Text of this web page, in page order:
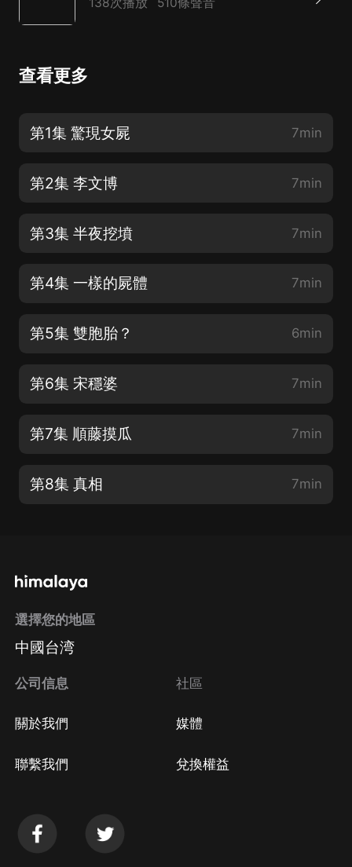
138次播放 510條聲音
查看更多
第1集 驚現女屍 7min
第2集 李文博 7min
第3集 半夜挖墳 7min
第4集 一樣的屍體 7min
第5集 雙胞胎？ 6min
第6集 宋穩婆 7min
第7集 順藤摸瓜 7min
第8集 真相 7min
選擇您的地區
中國台湾
公司信息
關於我們
聯繫我們
社區
媒體
兌換權益